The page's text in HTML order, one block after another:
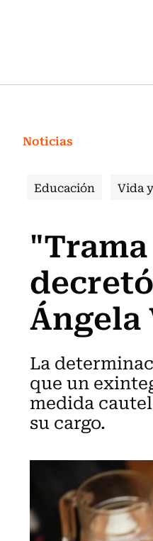
Noticias
Educación Vida
Ángela
La
que un
medida
su cargo.